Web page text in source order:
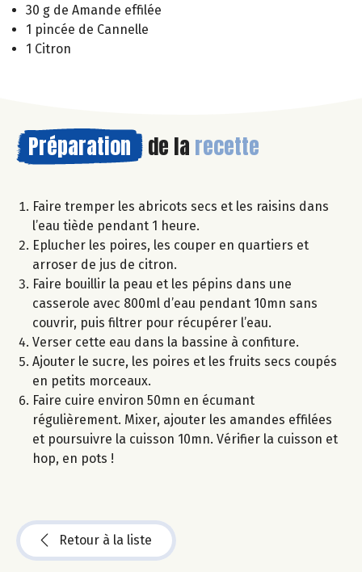
30 g de Amande effilée
1 pincée de Cannelle
1 Citron
Préparation de la recette
Faire tremper les abricots secs et les raisins dans
l’eau tiède pendant 1 heure.
Eplucher les poires, les couper en quartiers et
arroser de jus de citron.
Faire bouillir la peau et les pépins dans une
casserole avec 800ml d’eau pendant 10mn sans
couvrir, puis filtrer pour récupérer l’eau.
Verser cette eau dans la bassine à confiture.
Ajouter le sucre, les poires et les fruits secs coupés
en petits morceaux.
Faire cuire environ 50mn en écumant
régulièrement. Mixer, ajouter les amandes effilées
et poursuivre la cuisson 10mn. Vérifier la cuisson et
hop, en pots !
Retour à la liste